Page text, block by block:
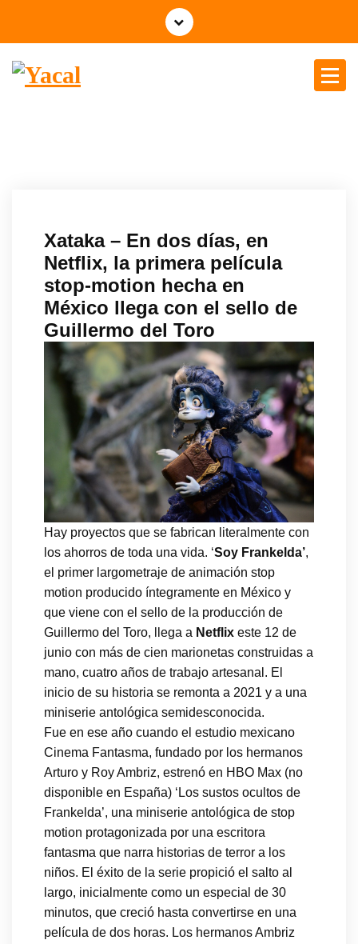
Xataka – En dos días, en
Netflix, la primera película
stop-motion hecha en
México llega con el sello de
Guillermo del Toro
Hay proyectos que se fabrican literalmente con
los ahorros de toda una vida. ‘Soy Frankelda’,
el primer largometraje de animación stop
motion producido íntegramente en México y
que viene con el sello de la producción de
Guillermo del Toro, llega a Netflix este 12 de
junio con más de cien marionetas construidas a
mano, cuatro años de trabajo artesanal. El
inicio de su historia se remonta a 2021 y a una
miniserie antológica semidesconocida.
Fue en ese año cuando el estudio mexicano
Cinema Fantasma, fundado por los hermanos
Arturo y Roy Ambriz, estrenó en HBO Max (no
disponible en España) ‘Los sustos ocultos de
Frankelda’, una miniserie antológica de stop
motion protagonizada por una escritora
fantasma que narra historias de terror a los
niños. El éxito de la serie propició el salto al
largo, inicialmente como un especial de 30
minutos, que creció hasta convertirse en una
película de dos horas. Los hermanos Ambriz